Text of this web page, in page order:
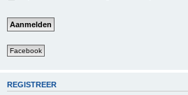
Facebook
REGISTREER